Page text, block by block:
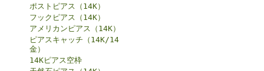
ポストピアス（14K）
フックピアス（14K）
アメリカンピアス（14K）
ピアスキャッチ（14K/14
金）
14Kピアス空枠